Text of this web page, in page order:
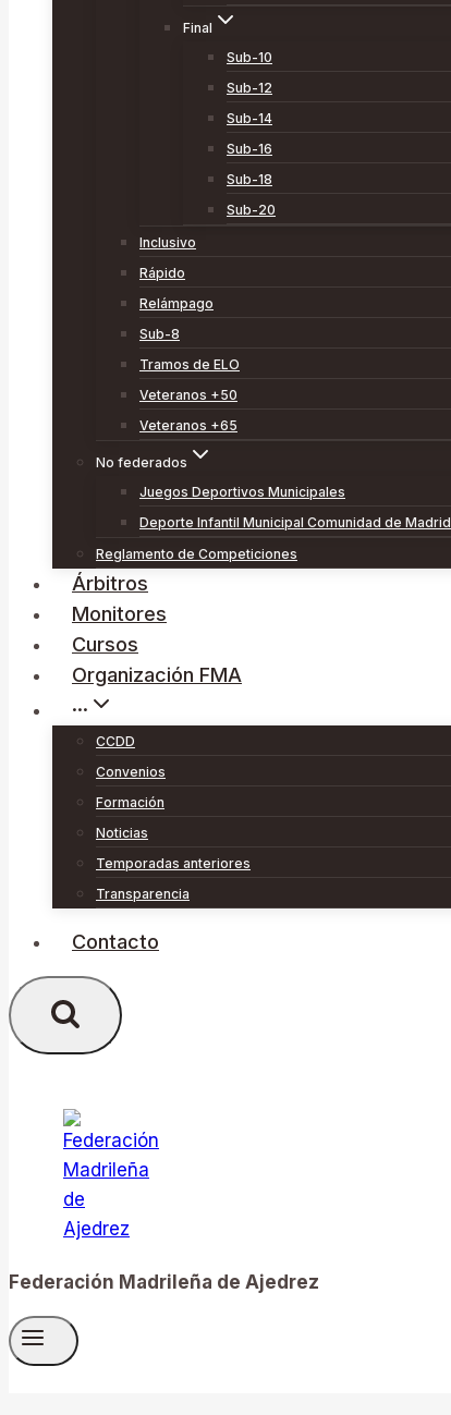
Final
Sub-10
Sub-12
Sub-14
Sub-16
Sub-18
Sub-20
Inclusivo
Rápido
Relámpago
Sub-8
Tramos de ELO
Veteranos +50
Veteranos +65
No federados
Juegos Deportivos Municipales
Deporte Infantil Municipal Comunidad de Madrid
Reglamento de Competiciones
Árbitros
Monitores
Cursos
Organización FMA
···
CCDD
Convenios
Formación
Noticias
Temporadas anteriores
Transparencia
Contacto
Federación Madrileña de Ajedrez